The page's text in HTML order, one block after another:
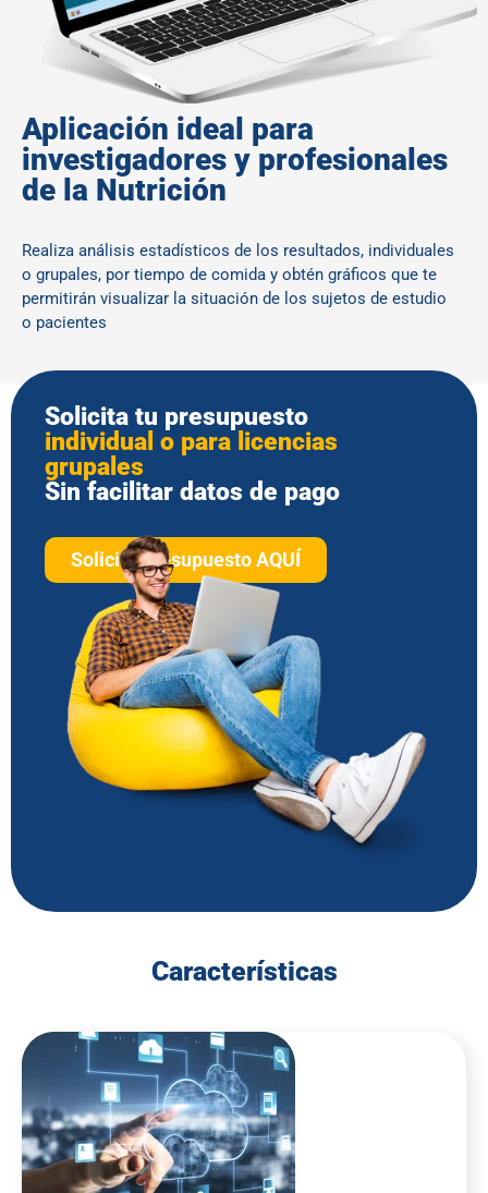
Aplicación ideal para
investigadores y profesionales
de la Nutrición
Realiza análisis estadísticos de los resultados, individuales
o grupales, por tiempo de comida y obtén gráficos que te
permitirán visualizar la situación de los sujetos de estudio
o pacientes
Solicita tu presupuesto
individual o para licencias
grupales
Sin facilitar datos de pago
Solicita presupuesto AQUÍ
Características